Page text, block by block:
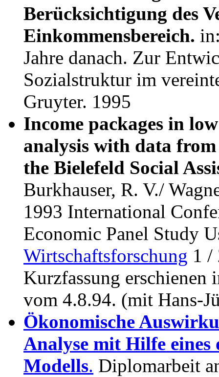
Berücksichtigung des
Einkommensbereich.
Jahre danach. Zur
Sozialstruktur im
Gruyter. 1995
Income packages in
analysis with data
the Bielefeld Social
Burkhauser, R. V./
1993 International
Economic Panel Study
Wirtschaftsforschung 1 /
Kurzfassung erschienen
vom 4.8.94. (mit Hans-
Ökonomische
Analyse mit Hilfe
Modells. Diplomarbeit